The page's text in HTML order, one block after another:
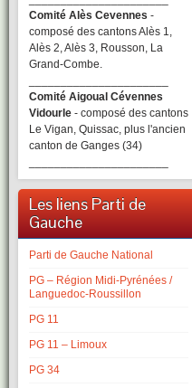
Comité Alès Cevennes -
composé des cantons Alès 1,
Alès 2, Alès 3, Rousson, La
Grand-Combe.
Comité Aigoual Cévennes
Vidourle - composé des cantons
Le Vigan, Quissac, plus l'ancien
canton de Ganges (34)
Les liens Parti de
Gauche
Parti de Gauche National
PG – Région Midi-Pyrénées /
Languedoc-Roussillon
PG 11
PG 11 – Limoux
PG 34